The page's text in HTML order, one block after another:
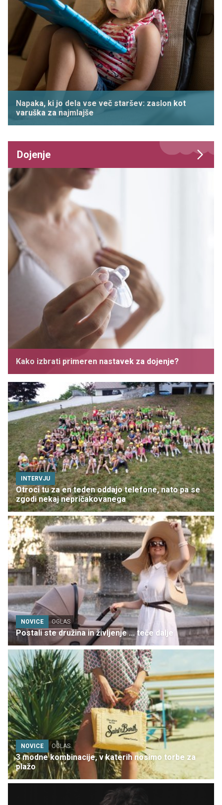
Napaka, ki jo dela vse več staršev: zaslon kot
varuška za najmlajše
Dojenje
Kako izbrati primeren nastavek za dojenje?
INTERVJU
Otroci tu za en teden oddajo telefone, nato pa se
zgodi nekaj nepričakovanega
NOVICE OGLAS
Postali ste družina in življenje ... teče dalje
NOVICE OGLAS
3 modne kombinacije, v katerih nosimo torbe za
plažo